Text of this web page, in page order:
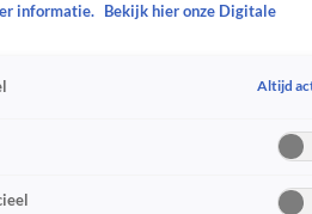
informatie.
Bekijk hier onze Digitale
Altijd